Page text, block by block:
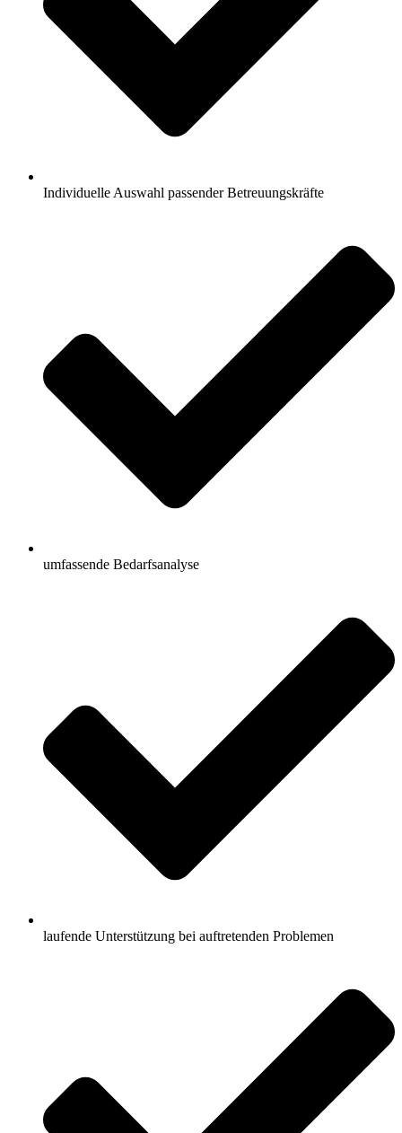
Individuelle Auswahl passender Betreuungskräfte
umfassende Bedarfsanalyse
laufende Unterstützung bei auftretenden Problemen